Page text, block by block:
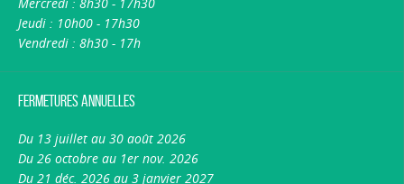
Jeudi : 10h00 - 17h30
Vendredi : 8h30 - 17h
Fermetures annuelles
Du 13 juillet au 30 août 2026
Du 26 octobre au 1er nov. 2026
Du 21 déc. 2026 au 3 janvier 2027